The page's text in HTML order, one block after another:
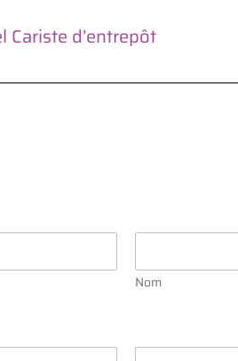
d’entrepôt
Nom